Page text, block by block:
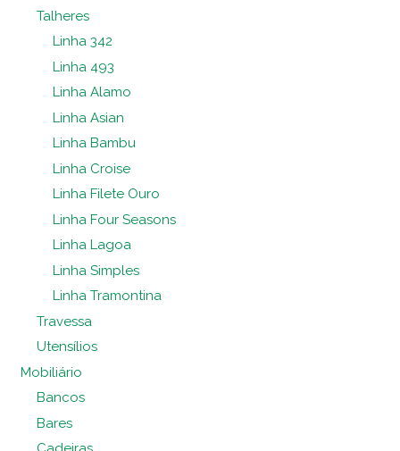
Talheres
Linha 342
Linha 493
Linha Alamo
Linha Asian
Linha Bambu
Linha Croise
Linha Filete Ouro
Linha Four Seasons
Linha Lagoa
Linha Simples
Linha Tramontina
Travessa
Utensílios
Mobiliário
Bancos
Bares